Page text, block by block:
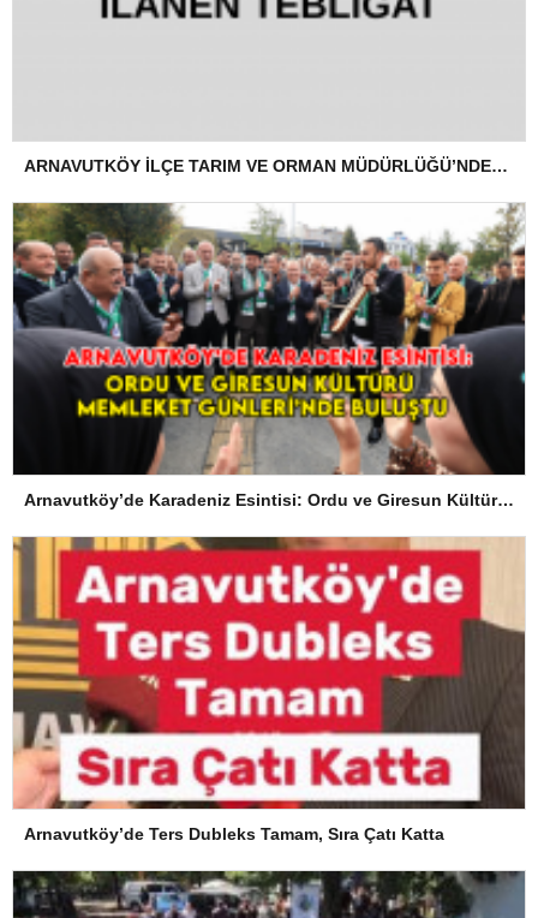
ARNAVUTKÖY İLÇE TARIM VE ORMAN MÜDÜRLÜĞÜ’NDEN İLANEN TEBLİGAT
Arnavutköy’de Karadeniz Esintisi: Ordu ve Giresun Kültürü Memleket Günleri’nde Buluştu
Arnavutköy’de Ters Dubleks Tamam, Sıra Çatı Katta